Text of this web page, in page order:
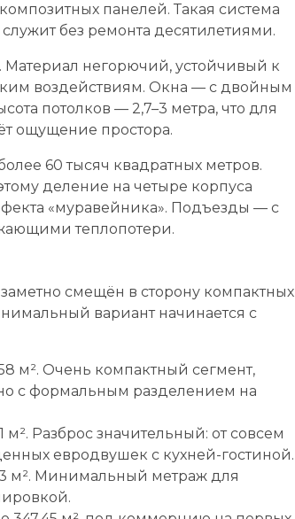
панелей. Такая система
без ремонта десятилетиями.
негорючий, устойчивый к
воздействиям. Окна — с двойным
потолков — 2,7–3 метра, что для
ощущение простора.
60 тысяч квадратных метров.
деление на четыре корпуса
«муравейника». Подъезды — с
теплопотери.
смещён в сторону компактных
вариант начинается с
м². Очень компактный сегмент,
с формальным разделением на
Разброс значительный: от совсем
евродвушек с кухней-гостиной.
м². Минимальный метраж для